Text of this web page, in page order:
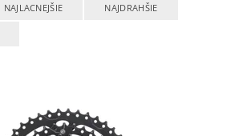
NAJLACNEJŠIE NAJDRAHŠIE